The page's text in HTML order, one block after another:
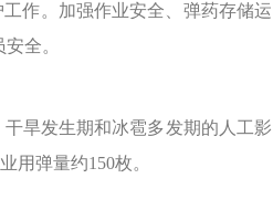
作。加强作业安全、弹药存储运
全。
旱发生期和冰雹多发期的人工影
用弹量约150枚。